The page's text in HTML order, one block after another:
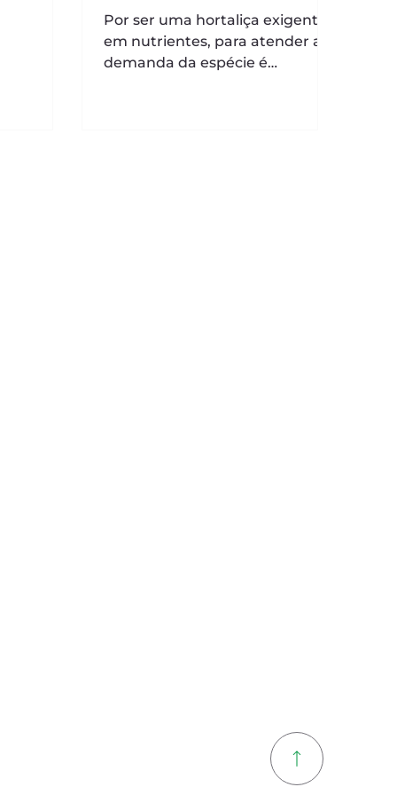
Por ser uma hortaliça exigente
em nutrientes, para atender a
demanda da espécie é